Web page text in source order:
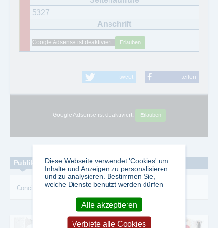
5327
Google Adsense ist deaktiviert. Erlauben
tweet teilen
Google Adsense ist deaktiviert. Erlauben
Publikationen zum Thema:
Concilium -SPRACHEN- Diskussion-Aktuelle
Diese Webseite verwendet 'Cookies' um
Inhalte und Anzeigen zu personalisieren
und zu analysieren. Bestimmen Sie,
welche Dienste benutzt werden dürfen
Alle akzeptieren
Verbiete alle Cookies